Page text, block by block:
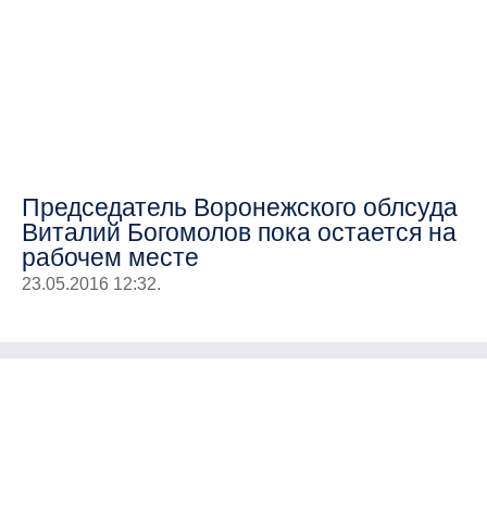
Председатель Воронежского облсуда
Виталий Богомолов пока остается на
рабочем месте
23.05.2016 12:32.